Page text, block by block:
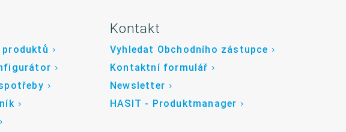
produktů
Kontakt
Vyhledat Obchodního zástupce
Kontaktní formulář
Newsletter
HASIT - Produktmanager